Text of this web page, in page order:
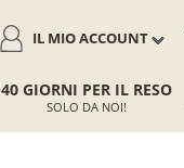
IL MIO ACCOUNT
40 GIORNI PER IL RESO
SOLO DA NOI!